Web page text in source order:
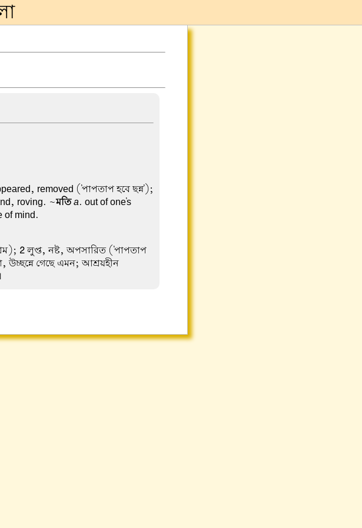
removed ('পাপতাপ হবে ছন্ন');
roving. ~মতি a. out of one's
of mind.
2লুপ্ত, নষ্ট, অপসারিত ('পাপতাপ
উচ্ছন্নে গেছে এমন; আশ্রয়হীন